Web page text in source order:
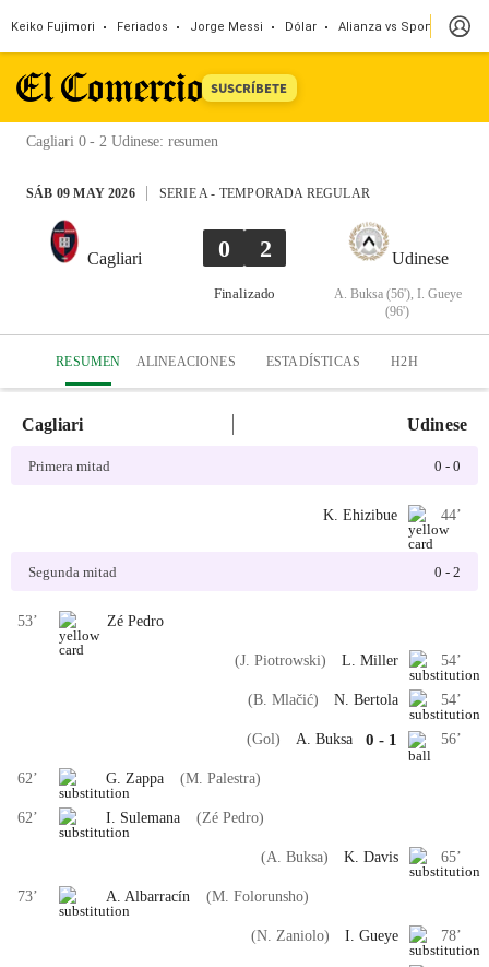
Keiko Fujimori Feriados Jorge Messi Dólar Alianza vs Sport Boys
SUSCRÍBETE
Cagliari 0 - 2 Udinese: resumen
SÁB 09 MAY 2026 SERIE A- TEMPORADA REGULAR
Cagliari 0 2
Finalizado
Udinese
A. Buksa (56'), I. Gueye
(96')
RESUMEN ALINEACIONES ESTADÍSTICAS H2H
Cagliari Udinese
Primera mitad 0 - 0
44’
K. Ehizibue
Segunda mitad 0 - 2
53’ Zé Pedro
54’
L. Miller
(J. Piotrowski)
54’
N. Bertola
(B. Mlačić)
56’
0 - 1
A. Buksa
(Gol)
62’ G. Zappa (M. Palestra)
62’ I. Sulemana (Zé Pedro)
65’
K. Davis
(A. Buksa)
73’ A. Albarracín (M. Folorunsho)
78’
I. Gueye
(N. Zaniolo)